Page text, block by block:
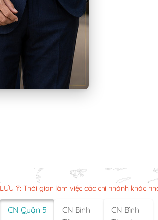
LƯU Ý: Thời gian làm việc các chi nhánh khác
CN Quận 5
CN Bình
CN Bình